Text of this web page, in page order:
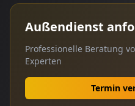
Außendienst
Professionelle Beratung
Experten
Termin